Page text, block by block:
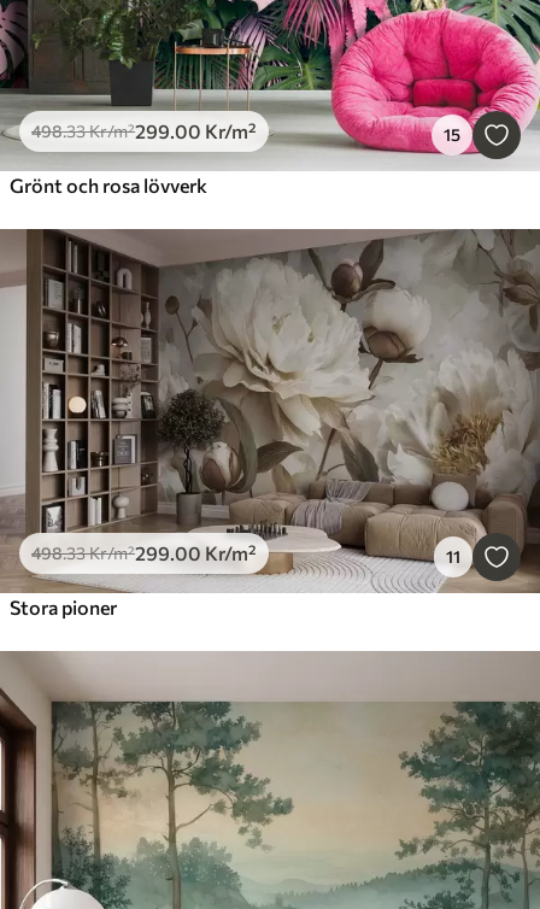
498.33Kr/m²299.00 Kr/m² 15
Grönt och rosa lövverk
498.33Kr/m²299.00 Kr/m² 11
Stora pioner